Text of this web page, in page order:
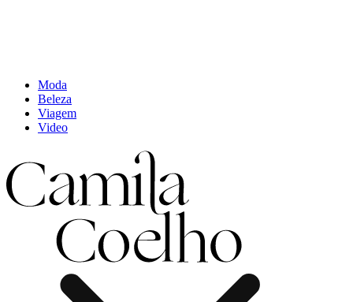
Moda
Beleza
Viagem
Video